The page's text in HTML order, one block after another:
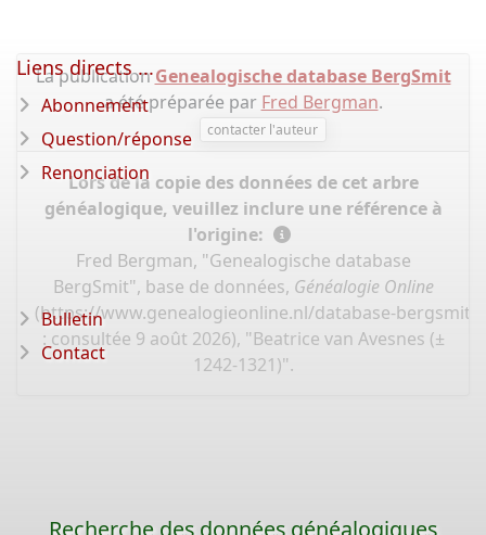
La publicationGenealogische database BergSmit
a été préparée par Fred Bergman.
contacter l'auteur
Lors de la copie des données de cet arbre
généalogique, veuillez inclure une référence à
l'origine:
Fred Bergman, "Genealogische database
BergSmit", base de données, Généalogie Online
(https://www.genealogieonline.nl/database-bergsmit/
: consultée 9 août 2026), "Beatrice van Avesnes (±
1242-1321)".
Liens directs ...
Abonnement
Question/réponse
Renonciation
Bulletin
Contact
Recherche des données généalogiques